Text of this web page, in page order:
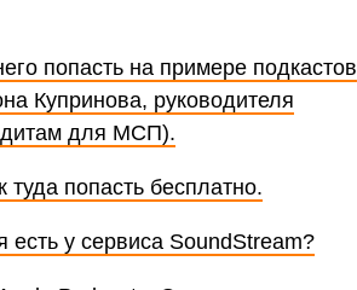
попасть на примере подкастов
Купринова, руководителя
для МСП).
попасть бесплатно.
у сервиса SoundStream?